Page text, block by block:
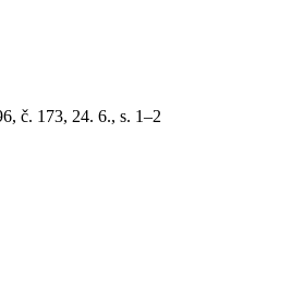
č. 173, 24. 6., s. 1–2